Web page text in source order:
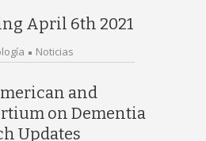
April 6th 2021
Noticias
and
on Dementia
Updates